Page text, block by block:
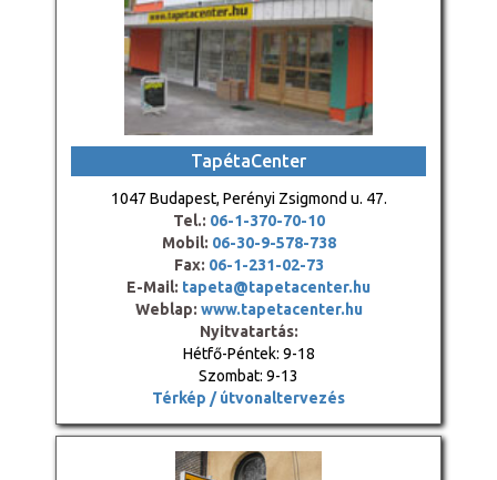
TapétaCenter
1047 Budapest, Perényi Zsigmond u. 47.
Tel.: 06-1-370-70-10
Mobil: 06-30-9-578-738
Fax: 06-1-231-02-73
E-Mail: tapeta@tapetacenter.hu
Weblap: www.tapetacenter.hu
Nyitvatartás:
Hétfő-Péntek: 9-18
Szombat: 9-13
Térkép / útvonaltervezés